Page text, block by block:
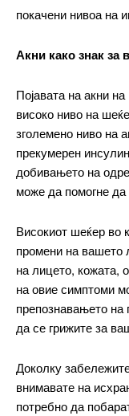
Included for free:
Praesent
Ut mollis
Nullam eu erat
Donec quis est
Orci varius
Pro
покачени нивоа на
Акни како знак за
Појавата на акни
високо ниво на
зголемено ниво на
прекумерен
добивањето на
може да помогне
Високиот шеќер во
промени на вашето
на лицето, кожата,
на овие симптоми
препознавањето на
да се грижите за
Доколку
внимавате на
потребно да